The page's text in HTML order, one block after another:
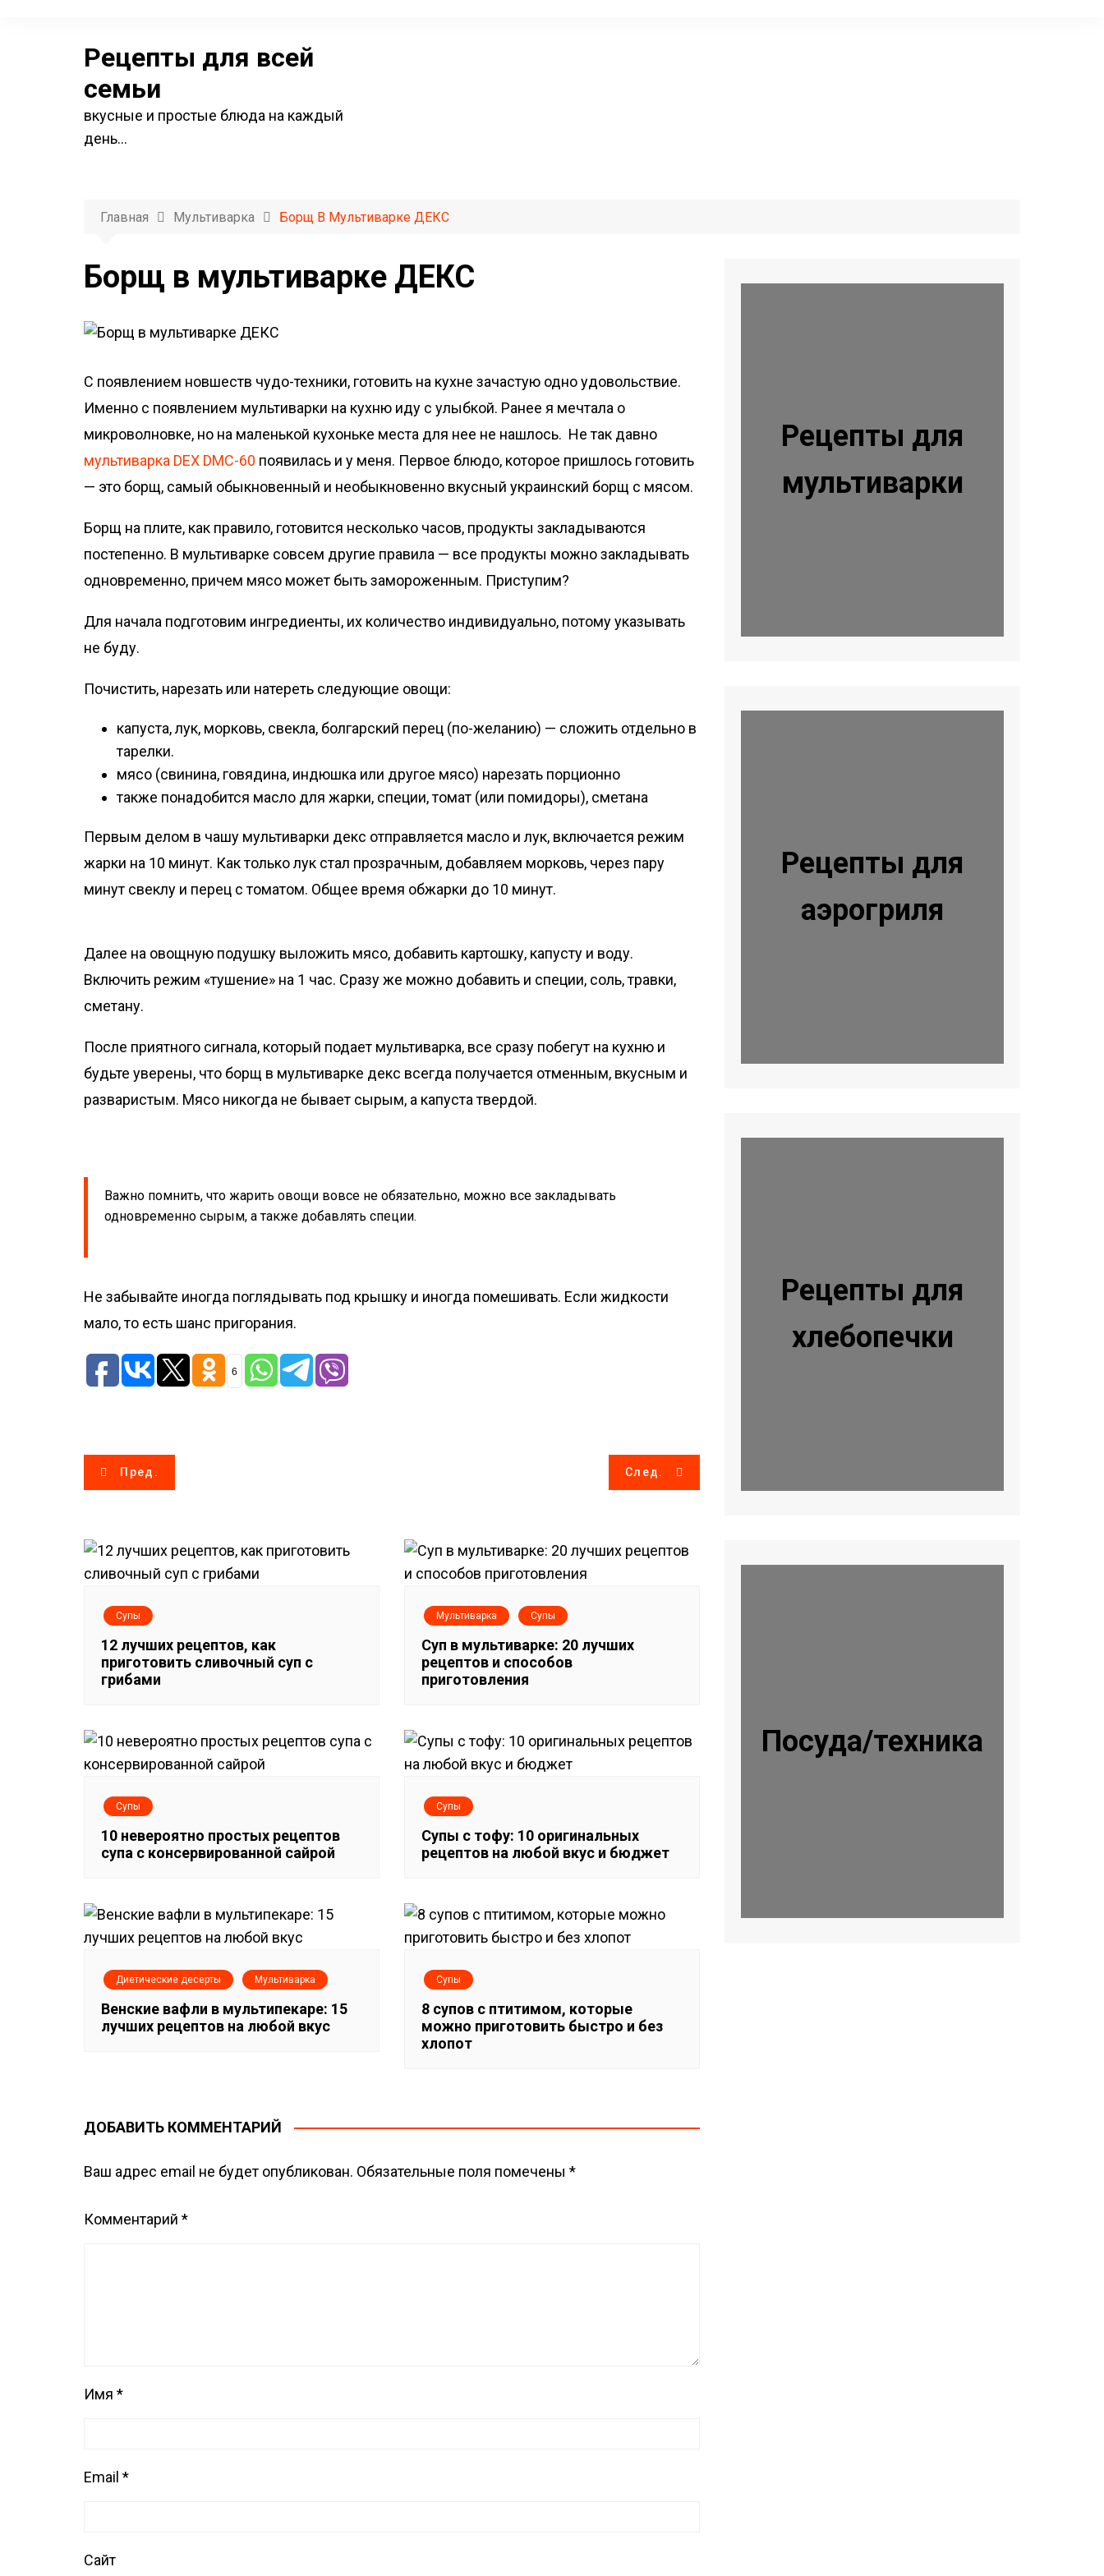
Рецепты для всей
семьи
вкусные и простые блюда на каждый
день…
Главная Мультиварка Борщ В Мультиварке ДЕКС
Борщ в мультиварке ДЕКС
С появлением новшеств чудо-техники, готовить на кухне зачастую одно удовольствие.
Именно с появлением мультиварки на кухню иду с улыбкой. Ранее я мечтала о
микроволновке, но на маленькой кухоньке места для нее не нашлось. Не так давно
мультиварка DEX DMC-60 появилась и у меня. Первое блюдо, которое пришлось готовить
— это борщ, самый обыкновенный и необыкновенно вкусный украинский борщ с мясом.
Борщ на плите, как правило, готовится несколько часов, продукты закладываются
постепенно. В мультиварке совсем другие правила — все продукты можно закладывать
одновременно, причем мясо может быть замороженным. Приступим?
Для начала подготовим ингредиенты, их количество индивидуально, потому указывать
не буду.
Почистить, нарезать или натереть следующие овощи:
капуста, лук, морковь, свекла, болгарский перец (по-желанию) — сложить отдельно в
тарелки.
мясо (свинина, говядина, индюшка или другое мясо) нарезать порционно
также понадобится масло для жарки, специи, томат (или помидоры), сметана
Первым делом в чашу мультиварки декс отправляется масло и лук, включается режим
жарки на 10 минут. Как только лук стал прозрачным, добавляем морковь, через пару
минут свеклу и перец с томатом. Общее время обжарки до 10 минут.
Далее на овощную подушку выложить мясо, добавить картошку, капусту и воду.
Включить режим «тушение» на 1 час. Сразу же можно добавить и специи, соль, травки,
сметану.
После приятного сигнала, который подает мультиварка, все сразу побегут на кухню и
будьте уверены, что борщ в мультиварке декс всегда получается отменным, вкусным и
разваристым. Мясо никогда не бывает сырым, а капуста твердой.
Важно помнить, что жарить овощи вовсе не обязательно, можно все закладывать
одновременно сырым, а также добавлять специи.
Не забывайте иногда поглядывать под крышку и иногда помешивать. Если жидкости
мало, то есть шанс пригорания.
6
Н
в
и
я
а
п
Пред. След.
Супы
12 лучших рецептов, как
приготовить сливочный суп с
грибами
Мультиварка Супы
Суп в мультиварке: 20 лучших
рецептов и способов
приготовления
Супы
10 невероятно простых рецептов
супа с консервированной сайрой
Супы
Супы с тофу: 10 оригинальных
рецептов на любой вкус и бюджет
Диетические десерты Мультиварка
Венские вафли в мультипекаре: 15
лучших рецептов на любой вкус
Супы
8 супов с птитимом, которые
можно приготовить быстро и без
хлопот
ДОБАВИТЬ КОММЕНТАРИЙ
Ваш адрес email не будет опубликован. Обязательные поля помечены *
Комментарий *
Имя *
Email *
Сайт
Рецепты для
мультиварки
Рецепты для
аэрогриля
Рецепты для
хлебопечки
Посуда/техника